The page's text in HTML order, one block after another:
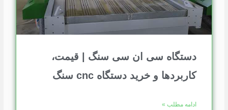
دستگاه سی ان سی سنگ | قیمت،
کاربردها و خرید دستگاه cnc سنگ
ادامه مطلب »